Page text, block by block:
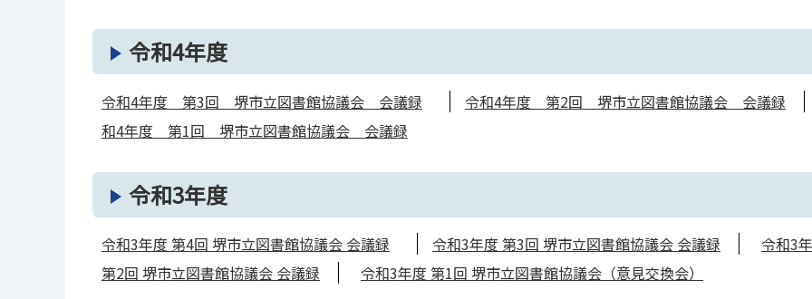
令和4年度
令和4年度 第3回 堺市立図書館協議会 会議録
令和4年度 第2回 堺市立図書館協議会 会議録
和4年度 第1回 堺市立図書館協議会 会議録
令和3年度
令和3年度 第4回 堺市立図書館協議会 会議録 令和3年度 第3回 堺市立図書館協議会 会議録
令和3
第2回 堺市立図書館協議会 会議録
令和3年度 第1回 堺市立図書館協議会（意見交換会）